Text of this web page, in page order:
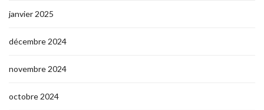
janvier 2025
décembre 2024
novembre 2024
octobre 2024